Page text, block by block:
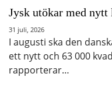
Jysk utökar med nytt
31 juli, 2026
I augusti ska den
ett nytt och 63 000
rapporterar…